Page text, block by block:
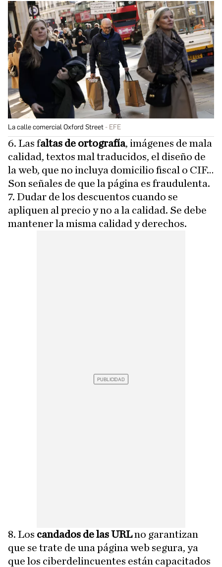
La calle comercial Oxford Street EFE
6. Las faltas de ortografía, imágenes de mala
calidad, textos mal traducidos, el diseño de
la web, que no incluya domicilio fiscal o CIF…
Son señales de que la página es fraudulenta.
7. Dudar de los descuentos cuando se
apliquen al precio y no a la calidad. Se debe
mantener la misma calidad y derechos.
8. Los candados de las URLno garantizan
que se trate de una página web segura, ya
que los ciberdelincuentes están capacitados